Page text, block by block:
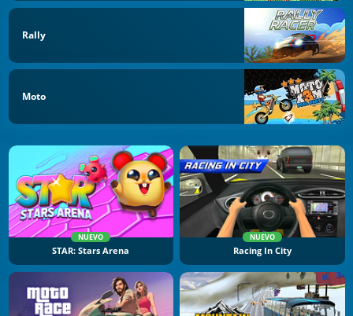
Rally
Moto
NUEVO
STAR: Stars Arena
NUEVO
Racing In City